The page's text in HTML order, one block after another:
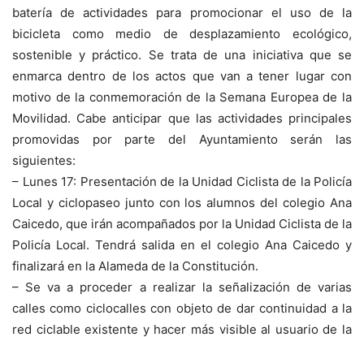
batería de actividades para promocionar el uso de la
bicicleta como medio de desplazamiento ecológico,
sostenible y práctico. Se trata de una iniciativa que se
enmarca dentro de los actos que van a tener lugar con
motivo de la conmemoración de la Semana Europea de la
Movilidad. Cabe anticipar que las actividades principales
promovidas por parte del Ayuntamiento serán las
siguientes:
– Lunes 17: Presentación de la Unidad Ciclista de la Policía
Local y ciclopaseo junto con los alumnos del colegio Ana
Caicedo, que irán acompañados por la Unidad Ciclista de la
Policía Local. Tendrá salida en el colegio Ana Caicedo y
finalizará en la Alameda de la Constitución.
– Se va a proceder a realizar la señalización de varias
calles como ciclocalles con objeto de dar continuidad a la
red ciclable existente y hacer más visible al usuario de la